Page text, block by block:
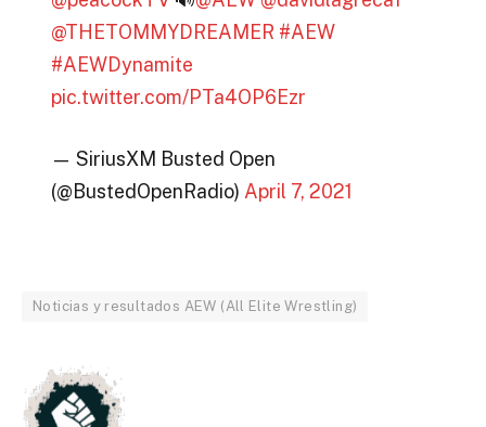
@THETOMMYDREAMER #AEW
#AEWDynamite
pic.twitter.com/PTa4OP6Ezr
— SiriusXM Busted Open
(@BustedOpenRadio) April 7, 2021
Noticias y resultados AEW (All Elite Wrestling)